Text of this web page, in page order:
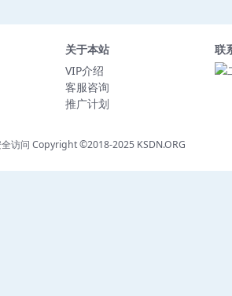
关于本站
VIP介绍
客服咨询
推广计划
联
Copyright ©2018-2025 KSDN.ORG